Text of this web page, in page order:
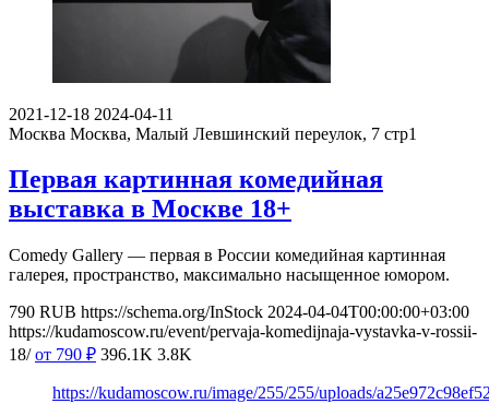
2021-12-18 2024-04-11
Москва Москва, Малый Левшинский переулок, 7 стр1
Первая картинная комедийная
выставка в Москве 18+
Comedy Gallery — первая в России комедийная картинная
галерея, пространство, максимально насыщенное юмором.
790 RUB https://schema.org/InStock 2024-04-04T00:00:00+03:00
https://kudamoscow.ru/event/pervaja-komedijnaja-vystavka-v-rossii-
18/ от 790 ₽ 396.1K 3.8K
https://kudamoscow.ru/image/255/255/uploads/